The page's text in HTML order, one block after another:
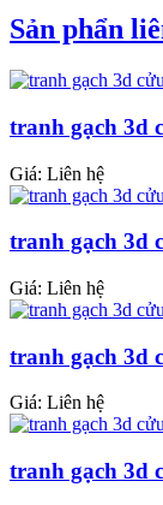
Sản phẩn
tranh gạch 3d
Giá: Liên hệ
tranh gạch 3d
Giá: Liên hệ
tranh gạch 3d
Giá: Liên hệ
tranh gạch 3d